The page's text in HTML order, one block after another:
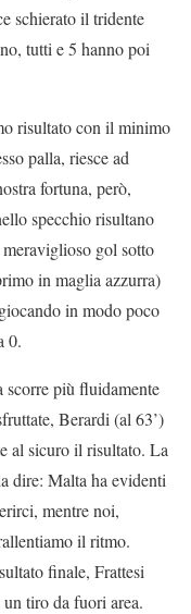
schierato il tridente
tutti e 5 hanno poi
risultato con il minimo
palla, riesce ad
fortuna, però,
specchio risultano
gol sotto
in maglia azzurra)
in modo poco
0.
scorre più fluidamente
Berardi (al 63’)
al sicuro il risultato. La
dire: Malta ha evidenti
mentre noi,
il ritmo.
finale, Frattesi
tiro da fuori area.